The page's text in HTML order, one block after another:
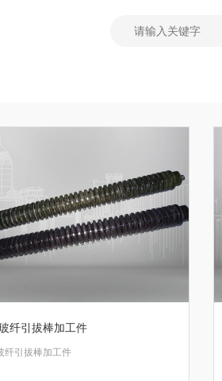
纤引拔棒加工件
纤引拔棒加工件